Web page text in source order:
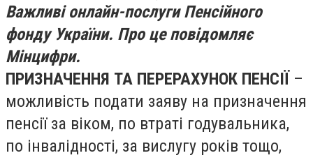
Важливі онлайн-послуги Пенсійного
фонду України. Про це повідомляє
Мінцифри.
ПРИЗНАЧЕННЯ ТА ПЕРЕРАХУНОК ПЕНСІЇ –
можливість подати заяву на призначення
пенсії за віком, по втраті годувальника,
по інвалідності, за вислугу років тощо,